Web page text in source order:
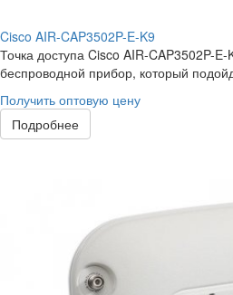
Cisco AIR-CAP3502P-E-K9
Точка доступа Cisco AIR-CAP3502P-
беспроводной прибор, который
Получить оптовую цену
Подробнее